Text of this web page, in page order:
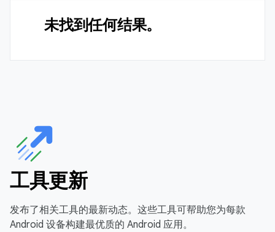
未找到任何结果。
工具更新
发布了相关工具的最新动态。这些工具可帮助您为每款
Android 设备构建最优质的 Android 应用。